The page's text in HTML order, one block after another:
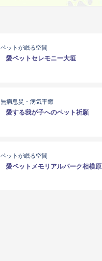
ペットが眠る空間
愛ペットセレモニー大垣
無病息災・病気平癒
愛する我が子へのペット祈願
ペットが眠る空間
愛ペットメモリアルパーク相模原